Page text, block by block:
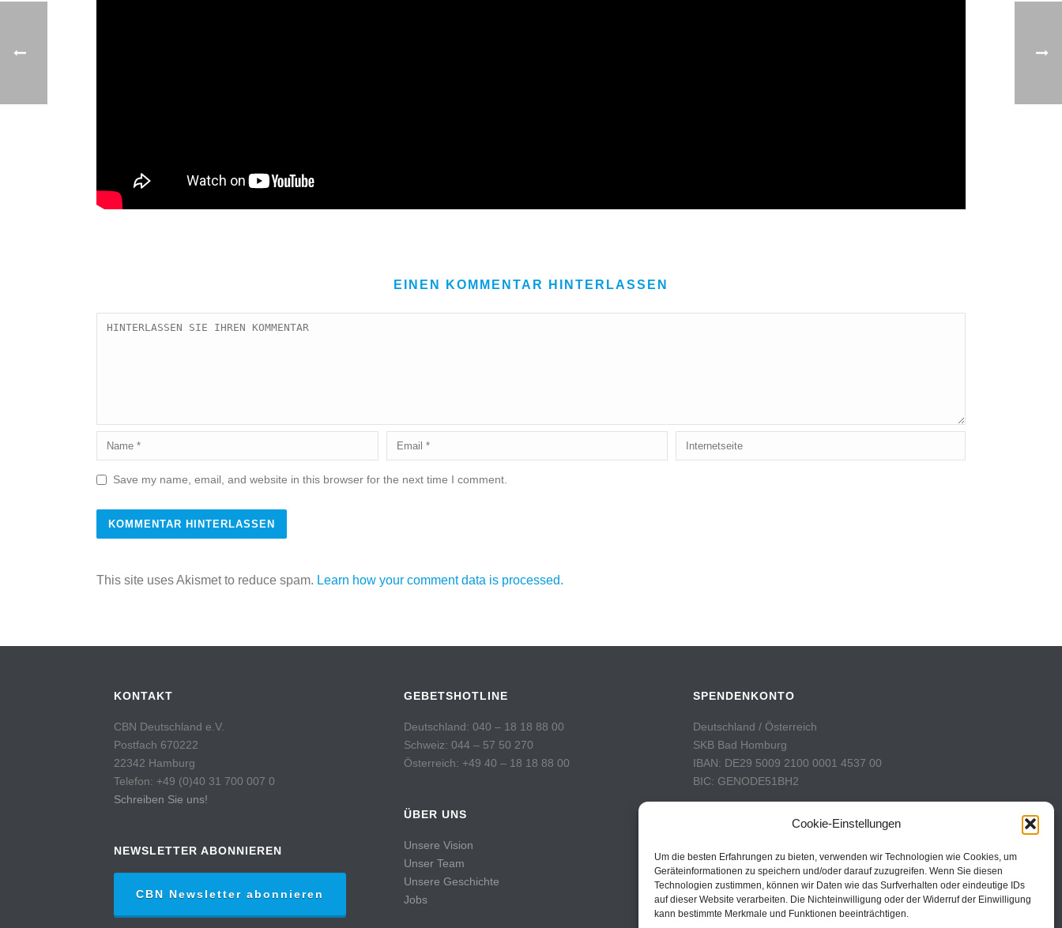
Cookie-Einstellungen
Um die besten Erfahrungen zu bieten, verwenden wir Technologien wie Cookies, um
Geräteinformationen zu speichern und/oder darauf zuzugreifen. Wenn Sie diesen
Technologien zustimmen, können wir Daten wie das Surfverhalten oder eindeutige IDs
auf dieser Website verarbeiten. Die Nichteinwilligung oder der Widerruf der Einwilligung
kann bestimmte Merkmale und Funktionen beeinträchtigen.
EINEN KOMMENTAR HINTERLASSEN
Save my name, email, and website in this browser for the next time I comment.
This site uses Akismet to reduce spam. Learn how your comment data is processed.
KONTAKT
CBN Deutschland e.V.
Postfach 670222
22342 Hamburg
Telefon: +49 (0)40 31 700 007 0
Schreiben Sie uns!
NEWSLETTER ABONNIEREN
CBN Newsletter abonnieren
GEBETSHOTLINE
Deutschland: 040 – 18 18 88 00
Schweiz: 044 – 57 50 270
Österreich: +49 40 – 18 18 88 00
ÜBER UNS
Unsere Vision
Unser Team
Unsere Geschichte
Jobs
SPENDENKONTO
Deutschland / Österreich
SKB Bad Homburg
IBAN: DE29 5009 2100 0001 4537 00
BIC: GENODE51BH2
Konto: 60-742493-7
IBAN: CH31 0900 0000 6074 2493 7
BIC: POFICHBEXXX